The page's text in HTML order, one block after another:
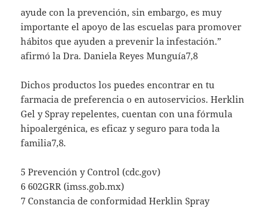
ayude con la prevención, sin embargo, es muy
importante el apoyo de las escuelas para promover
hábitos que ayuden a prevenir la infestación.”
afirmó la Dra. Daniela Reyes Munguía7,8
Dichos productos los puedes encontrar en tu
farmacia de preferencia o en autoservicios. Herklin
Gel y Spray repelentes, cuentan con una fórmula
hipoalergénica, es eficaz y seguro para toda la
familia7,8.
5 Prevención y Control (cdc.gov)
6 602GRR (imss.gob.mx)
7 Constancia de conformidad Herklin Spray